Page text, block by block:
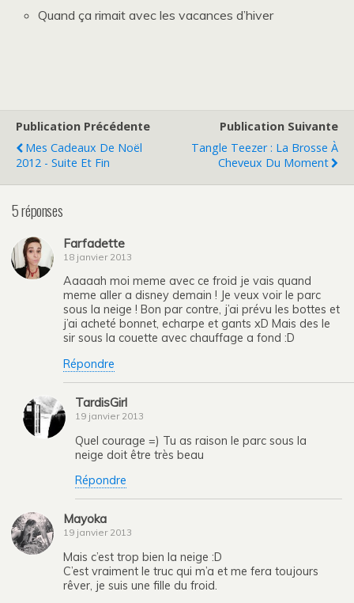
Quand ça rimait avec les vacances d’hiver
Publication Précédente
Mes Cadeaux De Noël
2012 - Suite Et Fin
Publication Suivante
Tangle Teezer : La Brosse À
Cheveux Du Moment
5 réponses
Farfadette
18 janvier 2013
Aaaaah moi meme avec ce froid je vais quand
meme aller a disney demain ! Je veux voir le parc
sous la neige ! Bon par contre, j’ai prévu les bottes et
j’ai acheté bonnet, echarpe et gants xD Mais des le
sir sous la couette avec chauffage a fond :D
Répondre
TardisGirl
19 janvier 2013
Quel courage =) Tu as raison le parc sous la
neige doit être très beau
Répondre
Mayoka
19 janvier 2013
Mais c’est trop bien la neige :D
C’est vraiment le truc qui m’a et me fera toujours
rêver, je suis une fille du froid.